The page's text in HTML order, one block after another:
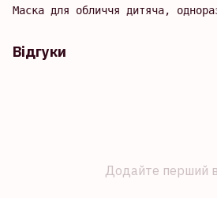
Маска для обличчя дитяча,
Відгуки
Додайте перший